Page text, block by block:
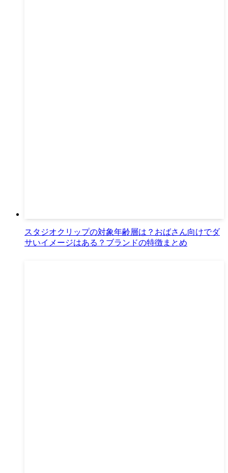
スタジオクリップの対象年齢層は？おばさん向けでダ
サいイメージはある？ブランドの特徴まとめ